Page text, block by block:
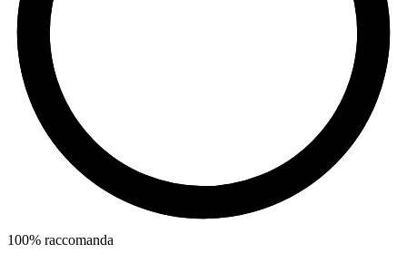
100% raccomanda